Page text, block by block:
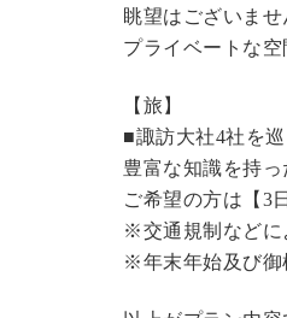
眺望はございま
プライベートな
【旅】
■諏訪大社4社を
豊富な知識を持
ご希望の方は【3
※交通規制などに
※年末年始及び御